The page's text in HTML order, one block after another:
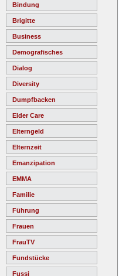
Bindung
Brigitte
Business
Demografisches
Dialog
Diversity
Dumpfbacken
Elder Care
Elterngeld
Elternzeit
Emanzipation
EMMA
Familie
Führung
Frauen
FrauTV
Fundstücke
Fussi